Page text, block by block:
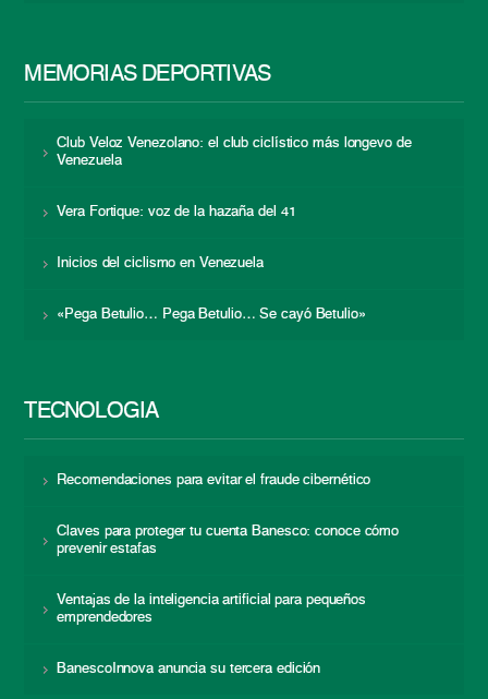
MEMORIAS DEPORTIVAS
Club Veloz Venezolano: el club ciclístico más longevo de
Venezuela
Vera Fortique: voz de la hazaña del 41
Inicios del ciclismo en Venezuela
«Pega Betulio… Pega Betulio… Se cayó Betulio»
TECNOLOGÍA
Recomendaciones para evitar el fraude cibernético
Claves para proteger tu cuenta Banesco: conoce cómo
prevenir estafas
Ventajas de la inteligencia artificial para pequeños
emprendedores
BanescoInnova anuncia su tercera edición